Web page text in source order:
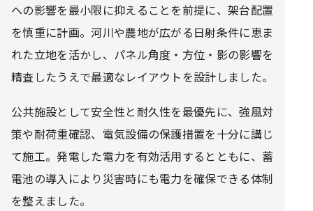
への影響を最小限に抑えることを前提に、架台配置
を慎重に計画。河川や農地が広がる日射条件に恵ま
れた立地を活かし、パネル角度・方位・影の影響を
精査したうえで最適なレイアウトを設計しました。
公共施設として安全性と耐久性を最優先に、強風対
策や耐荷重確認、電気設備の保護措置を十分に講じ
て施工。発電した電力を有効活用するとともに、蓄
電池の導入により災害時にも電力を確保できる体制
を整えました。